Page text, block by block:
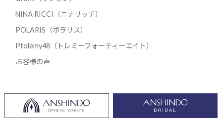
NINA RICCI（ニナリッチ）
POLARIS（ポラリス）
Ptolemy48（トレミーフォーティーエイト）
お客様の声